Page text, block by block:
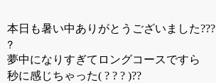
本日も暑い中ありがとうございました???
?
夢中になりすぎてロングコースですら
秒に感じちゃった( ? ? ? )??